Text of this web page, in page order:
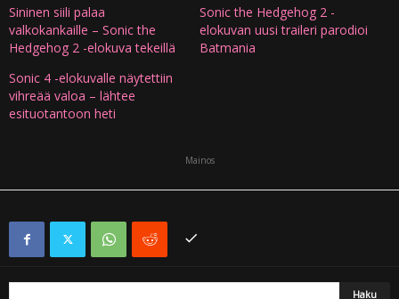
Sininen siili palaa
valkokankaille – Sonic the
Hedgehog 2 -elokuva tekeillä
Sonic the Hedgehog 2 -
elokuvan uusi traileri parodioi
Batmania
Sonic 4 -elokuvalle näytettiin
vihreää valoa – lähtee
esituotantoon heti
Mainos